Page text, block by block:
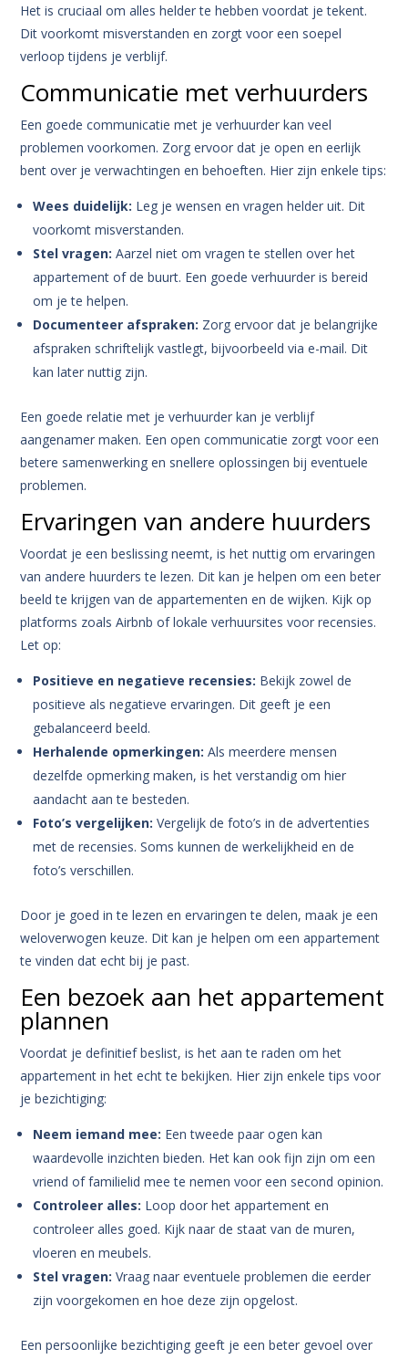
Het is cruciaal om alles helder te hebben voordat je tekent.
Dit voorkomt misverstanden en zorgt voor een soepel
verloop tijdens je verblijf.
Communicatie met verhuurders
Een goede communicatie met je verhuurder kan veel
problemen voorkomen. Zorg ervoor dat je open en eerlijk
bent over je verwachtingen en behoeften. Hier zijn enkele tips:
Wees duidelijk: Leg je wensen en vragen helder uit. Dit
voorkomt misverstanden.
Stel vragen: Aarzel niet om vragen te stellen over het
appartement of de buurt. Een goede verhuurder is bereid
om je te helpen.
Documenteer afspraken: Zorg ervoor dat je belangrijke
afspraken schriftelijk vastlegt, bijvoorbeeld via e-mail. Dit
kan later nuttig zijn.
Een goede relatie met je verhuurder kan je verblijf
aangenamer maken. Een open communicatie zorgt voor een
betere samenwerking en snellere oplossingen bij eventuele
problemen.
Ervaringen van andere huurders
Voordat je een beslissing neemt, is het nuttig om ervaringen
van andere huurders te lezen. Dit kan je helpen om een beter
beeld te krijgen van de appartementen en de wijken. Kijk op
platforms zoals Airbnb of lokale verhuursites voor recensies.
Let op:
Positieve en negatieve recensies: Bekijk zowel de
positieve als negatieve ervaringen. Dit geeft je een
gebalanceerd beeld.
Herhalende opmerkingen: Als meerdere mensen
dezelfde opmerking maken, is het verstandig om hier
aandacht aan te besteden.
Foto’s vergelijken: Vergelijk de foto’s in de advertenties
met de recensies. Soms kunnen de werkelijkheid en de
foto’s verschillen.
Door je goed in te lezen en ervaringen te delen, maak je een
weloverwogen keuze. Dit kan je helpen om een appartement
te vinden dat echt bij je past.
Een bezoek aan het appartement
plannen
Voordat je definitief beslist, is het aan te raden om het
appartement in het echt te bekijken. Hier zijn enkele tips voor
je bezichtiging:
Neem iemand mee: Een tweede paar ogen kan
waardevolle inzichten bieden. Het kan ook fijn zijn om een
vriend of familielid mee te nemen voor een second opinion.
Controleer alles: Loop door het appartement en
controleer alles goed. Kijk naar de staat van de muren,
vloeren en meubels.
Stel vragen: Vraag naar eventuele problemen die eerder
zijn voorgekomen en hoe deze zijn opgelost.
Een persoonlijke bezichtiging geeft je een beter gevoel over